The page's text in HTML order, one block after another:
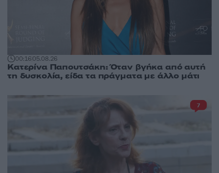
00:1605.08.26
Κατερίνα Παπουτσάκη: Όταν βγήκα από αυτή
τη δυσκολία, είδα τα πράγματα με άλλο μάτι
7